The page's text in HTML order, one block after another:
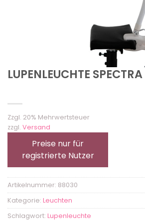
LUPENLEUCHTE SPECTRA
Zzgl. 20% Mehrwertsteuer
zzgl. Versand
Preise nur für
registrierte Nutzer
Artikelnummer: 88030
Kategorie: Leuchten
Schlagwort: Lupenleuchte